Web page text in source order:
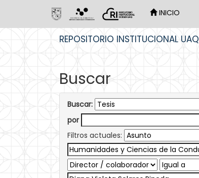
INICIO
REPOSITORIO INSTITUCIONAL UAQ
Buscar
Buscar:
por
Filtros actuales: